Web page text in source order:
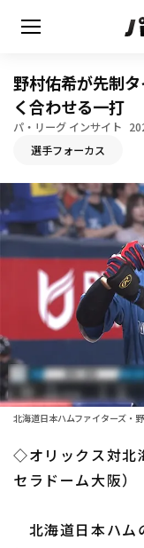
HOME
動画
日程・結果
順位表･成績
1軍公式戦
ファーム東地区
ファーム西地区
選手名鑑
選手名鑑トップ
北海道日
東北楽天
埼玉西武
ニュース
野村佑希が先制
く合わせる一打
パ・リーグ インサイト
選手フォーカス
北海道日本ハムファイターズ・
◇オリックス対北
セラドーム大阪）
北海道日本ハム